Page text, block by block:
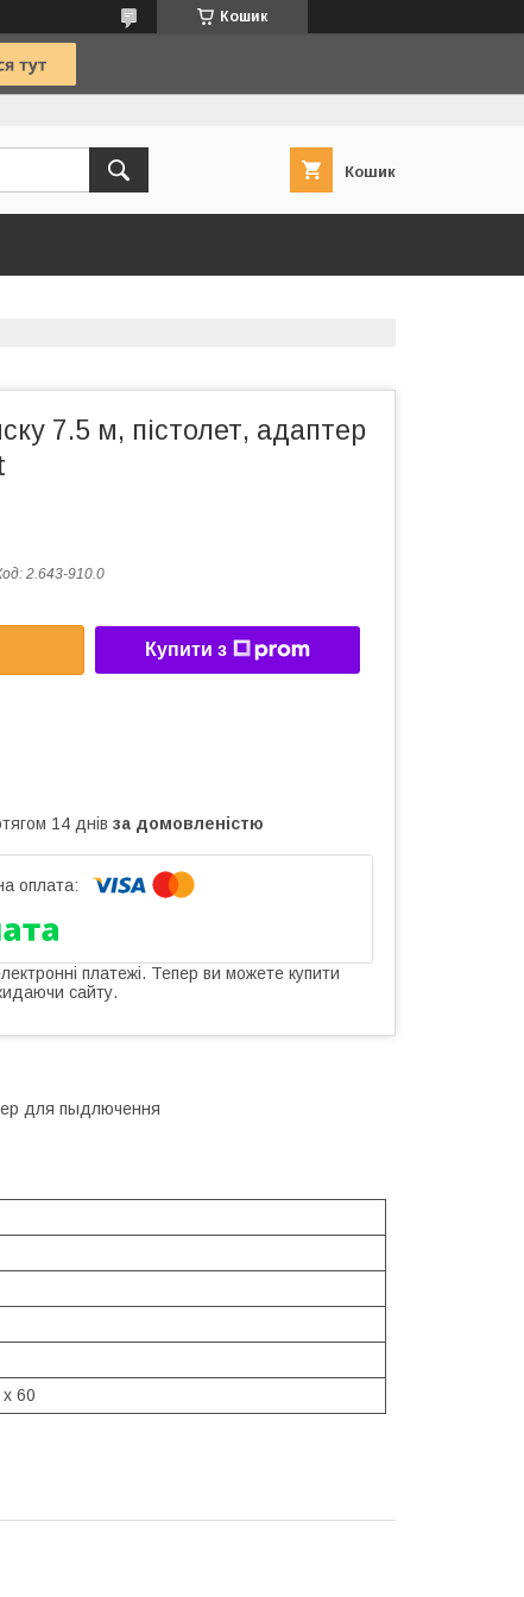
Кошик
Кошик
7.5 м, пістолет, адаптер
2.643-910.0
Купити з
14 днів за домовленістю
платежі. Тепер ви можете купити
сайту.
для пыдлючення
60